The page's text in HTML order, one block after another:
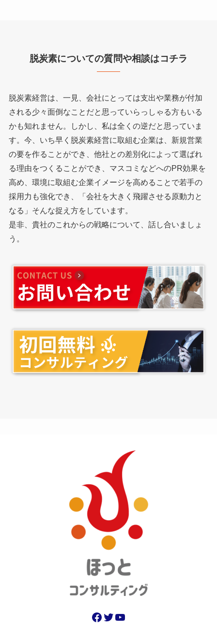
脱炭素についての質問や相談はコチラ
脱炭素経営は、一見、会社にとっては支出や業務が付加
される少々面倒なことだと思っていらっしゃる方もいる
かも知れません。しかし、私は全くの逆だと思っていま
す。今、いち早く脱炭素経営に取組む企業は、新規営業
の要を作ることができ、他社との差別化によって選ばれ
る理由をつくることができ、マスコミなどへのPR効果を
高め、環境に取組む企業イメージを高めることで若手の
採用力も強化でき、「会社を大きく飛躍させる原動力と
なる」そんな捉え方をしています。
是非、貴社のこれからの戦略について、話し合いましょ
う。
Facebook
Twitter
YouTube